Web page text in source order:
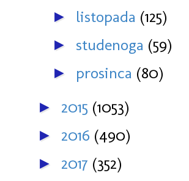
► listopada (125)
► studenoga (59)
► prosinca (80)
► 2015 (1053)
► 2016 (490)
► 2017 (352)